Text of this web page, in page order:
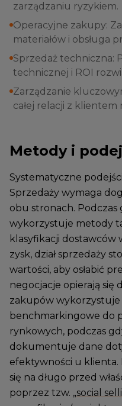
zarządzaniu ryzykiem.
Operacyjne zakupy:
materiałów i obsługa
Sprzedaż techniczna:
technicznej i ROI
Zarządzanie
całej relacji z
Metody i
Systematyczne
Sprzedaży wymaga
obu stronach. Podczas
wykorzystuje metody
klasyfikacji dostawców
zysk, dział sprzedaży
wartości, aby osłabić
negocjacje opierają się
zakupów wykorzystuje
benchmarkingowe do
rynkowych, podczas
dokumentuje dane
efektywności u klienta.
się na długo przed
poprzez tzw. „social